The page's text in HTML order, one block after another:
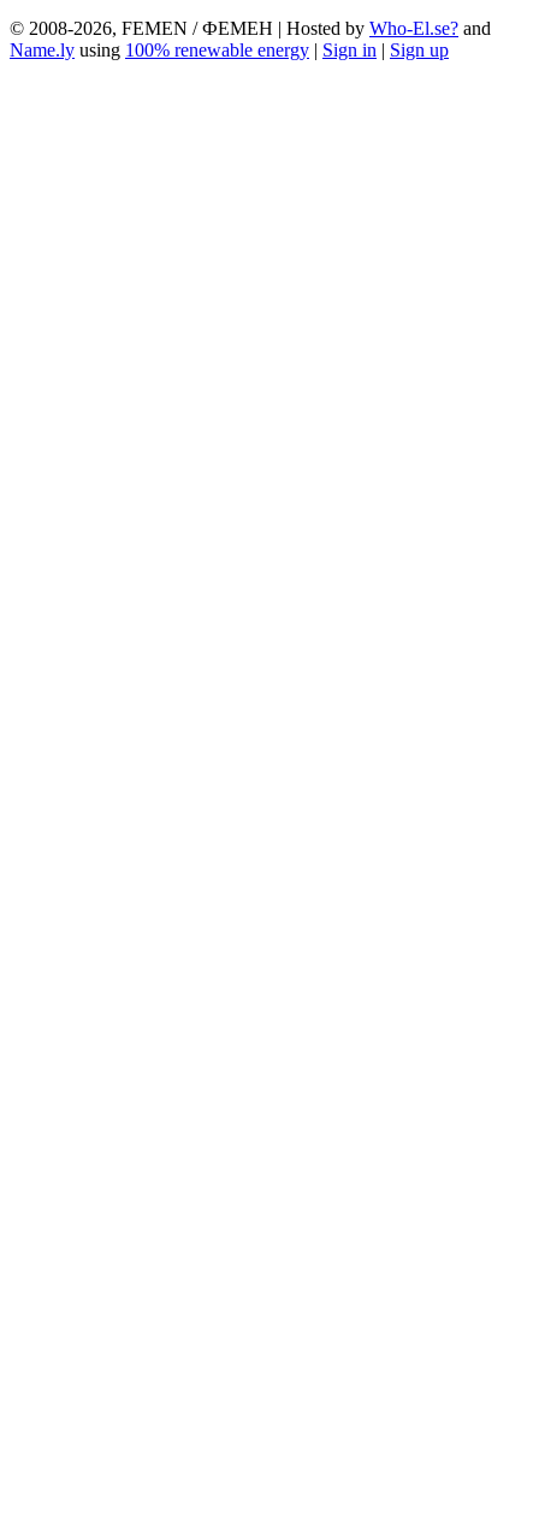
© 2008-2026, FEMEN / ФЕМЕН | Hosted by Who-El.se? and
Name.ly using 100% renewable energy | Sign in | Sign up